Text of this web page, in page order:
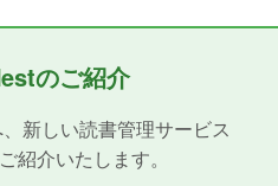
のご紹介
新しい読書管理サービス
紹介いたします。